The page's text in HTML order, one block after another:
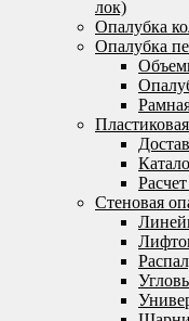
лок)
Опалубка
Опалубка
Стеновая